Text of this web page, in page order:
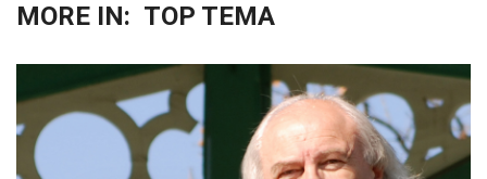
MORE IN: TOP TEMA